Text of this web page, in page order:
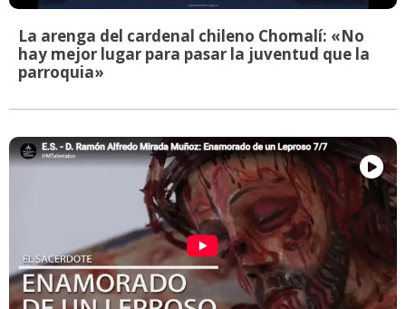
La arenga del cardenal chileno Chomalí: «No
hay mejor lugar para pasar la juventud que la
parroquia»